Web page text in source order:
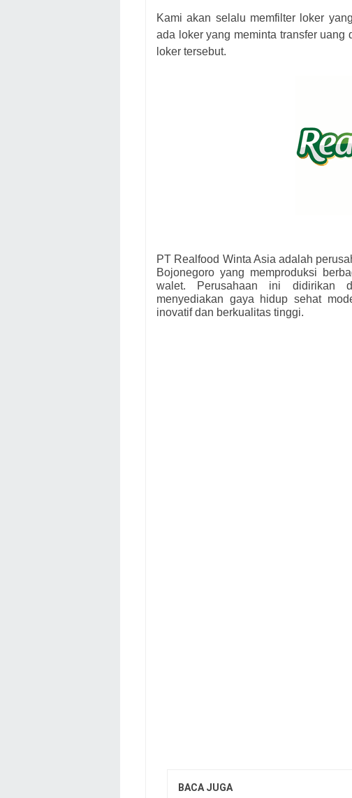
Kami akan selalu memfilter loker
ada loker yang meminta transfer
loker tersebut.
PT Realfood Winta Asia adalah
Bojonegoro yang memproduksi
walet. Perusahaan ini didirikan
menyediakan gaya hidup sehat
inovatif dan berkualitas tinggi.
BACA JUGA